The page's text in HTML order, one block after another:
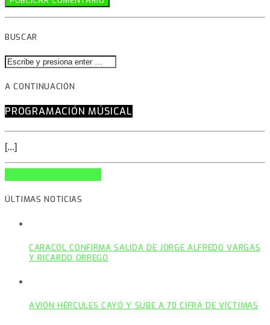
BUSCAR
A CONTINUACIÓN
PROGRAMACIÓN MÚSICAL
[...]
ÚLTIMAS NOTICIAS
CARACOL CONFIRMA SALIDA DE JORGE ALFREDO VARGAS
Y RICARDO ORREGO
AVIÓN HÉRCULES CAYÓ Y SUBE A 70 CIFRA DE VÍCTIMAS